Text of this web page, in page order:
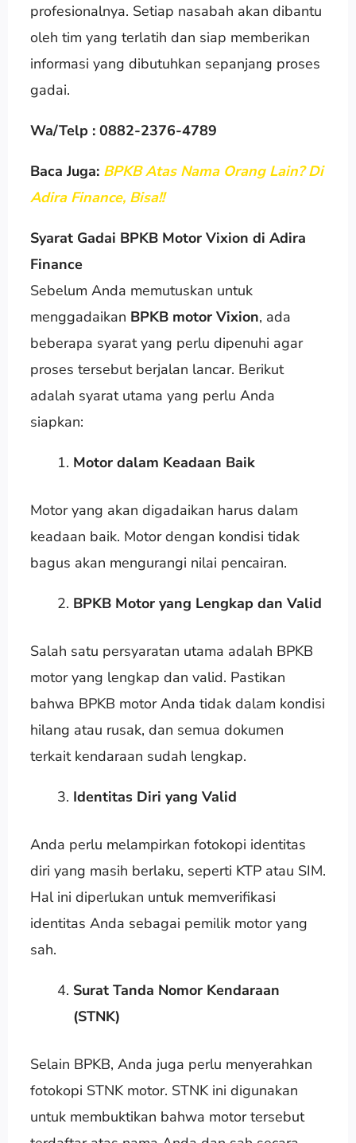
profesionalnya. Setiap nasabah akan dibantu
oleh tim yang terlatih dan siap memberikan
informasi yang dibutuhkan sepanjang proses
gadai.
Wa/Telp : 0882-2376-4789
Baca Juga: BPKB Atas Nama Orang Lain? Di
Adira Finance, Bisa!!
Syarat Gadai BPKB Motor Vixion di Adira
Finance
Sebelum Anda memutuskan untuk
menggadaikan BPKB motor Vixion, ada
beberapa syarat yang perlu dipenuhi agar
proses tersebut berjalan lancar. Berikut
adalah syarat utama yang perlu Anda
siapkan:
Motor dalam Keadaan Baik
Motor yang akan digadaikan harus dalam
keadaan baik. Motor dengan kondisi tidak
bagus akan mengurangi nilai pencairan.
BPKB Motor yang Lengkap dan Valid
Salah satu persyaratan utama adalah BPKB
motor yang lengkap dan valid. Pastikan
bahwa BPKB motor Anda tidak dalam kondisi
hilang atau rusak, dan semua dokumen
terkait kendaraan sudah lengkap.
Identitas Diri yang Valid
Anda perlu melampirkan fotokopi identitas
diri yang masih berlaku, seperti KTP atau SIM.
Hal ini diperlukan untuk memverifikasi
identitas Anda sebagai pemilik motor yang
sah.
Surat Tanda Nomor Kendaraan
(STNK)
Selain BPKB, Anda juga perlu menyerahkan
fotokopi STNK motor. STNK ini digunakan
untuk membuktikan bahwa motor tersebut